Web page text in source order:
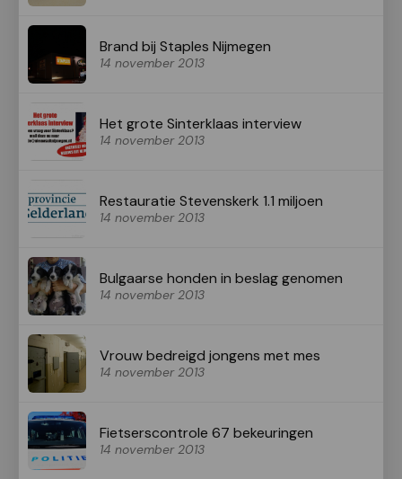
Brand bij Staples Nijmegen
14 november 2013
Het grote Sinterklaas interview
14 november 2013
Restauratie Stevenskerk 1.1 miljoen
14 november 2013
Bulgaarse honden in beslag genomen
14 november 2013
Vrouw bedreigd jongens met mes
14 november 2013
Fietserscontrole 67 bekeuringen
14 november 2013